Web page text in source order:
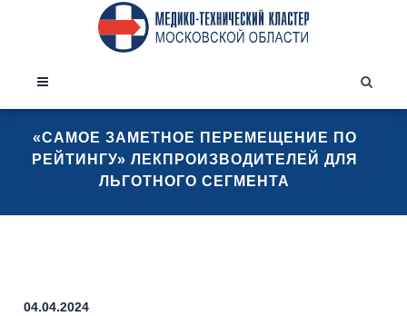
«САМОЕ ЗАМЕТНОЕ ПЕРЕМЕЩЕНИЕ ПО
РЕЙТИНГУ» ЛЕКПРОИЗВОДИТЕЛЕЙ ДЛЯ
ЛЬГОТНОГО СЕГМЕНТА
04.04.2024